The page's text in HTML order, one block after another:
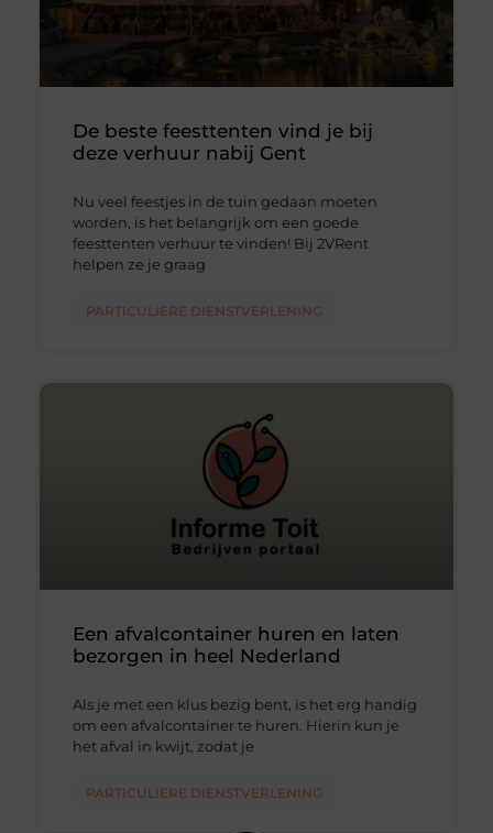
De beste feesttenten vind je bij
deze verhuur nabij Gent
Nu veel feestjes in de tuin gedaan moeten
worden, is het belangrijk om een goede
feesttenten verhuur te vinden! Bij 2VRent
helpen ze je graag
PARTICULIERE DIENSTVERLENING
Een afvalcontainer huren en laten
bezorgen in heel Nederland
Als je met een klus bezig bent, is het erg handig
om een afvalcontainer te huren. Hierin kun je
het afval in kwijt, zodat je
PARTICULIERE DIENSTVERLENING